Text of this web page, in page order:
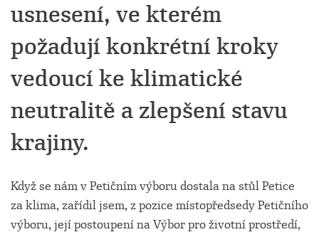
usnesení, ve kterém
požadují konkrétní kroky
vedoucí ke klimatické
neutralitě a zlepšení stavu
krajiny.
Když se nám v Petičním výboru dostala na stůl Petice
za klima, zařídil jsem, z pozice místopředsedy Petičního
výboru, její postoupení na Výbor pro životní prostředí,